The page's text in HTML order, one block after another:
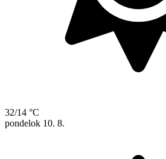
32/14 °C
pondelok 10. 8.